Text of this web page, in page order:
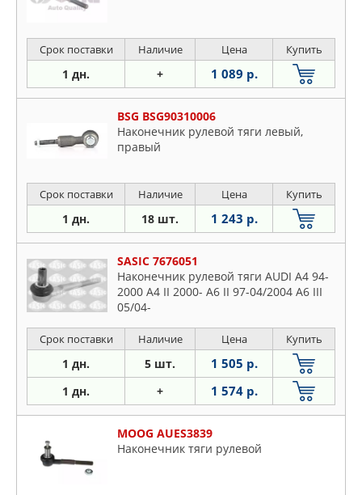
Срок поставки Наличие Цена Купить
1 дн. + 1 089 р.
BSG BSG90310006
Наконечник рулевой тяги левый,
правый
Срок поставки Наличие Цена Купить
1 дн. 18 шт. 1 243 р.
SASIC 7676051
Наконечник рулевой тяги AUDI A4 94-
2000 A4 II 2000- A6 II 97-04/2004 A6 III
05/04-
Срок поставки Наличие Цена Купить
1 дн. 5 шт. 1 505 р.
1 дн. + 1 574 р.
MOOG AUES3839
Наконечник тяги рулевой